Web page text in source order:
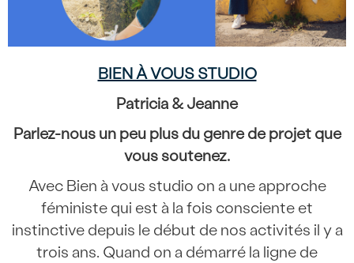
BIEN À VOUS STUDIO
Patricia & Jeanne
Parlez-nous un peu plus du genre de projet que
vous soutenez.
Avec Bien à vous studio on a une approche
féministe qui est à la fois consciente et
instinctive depuis le début de nos activités il y a
trois ans. Quand on a démarré la ligne de